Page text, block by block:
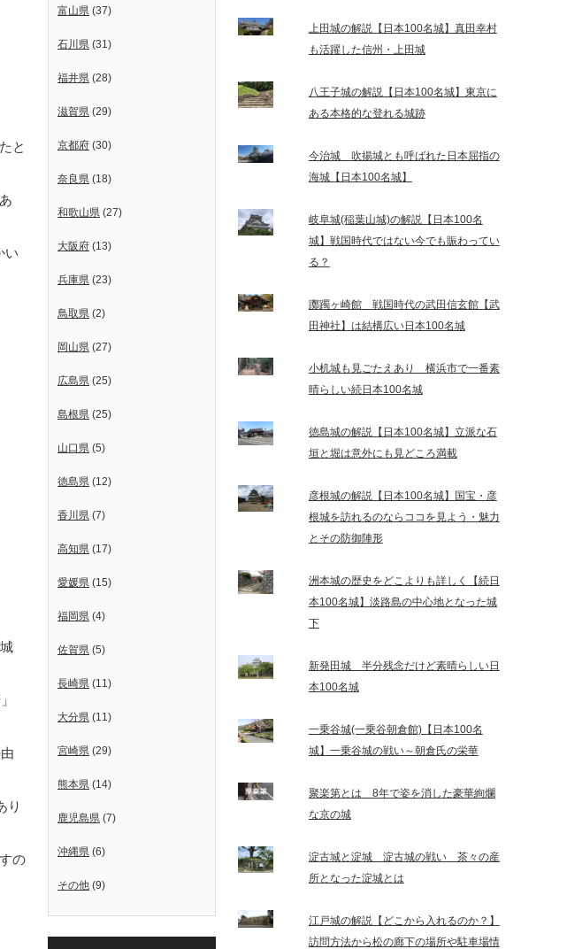
と
い
り
の
富山県 (37)
石川県 (31)
福井県 (28)
滋賀県 (29)
京都府 (30)
奈良県 (18)
和歌山県 (27)
大阪府 (13)
兵庫県 (23)
鳥取県 (2)
岡山県 (27)
広島県 (25)
島根県 (25)
山口県 (5)
徳島県 (12)
香川県 (7)
高知県 (17)
愛媛県 (15)
福岡県 (4)
佐賀県 (5)
長崎県 (11)
大分県 (11)
宮崎県 (29)
熊本県 (14)
鹿児島県 (7)
沖縄県 (6)
その他 (9)
上田城の解説【日本100名城】真田幸村
も活躍した信州・上田城
八王子城の解説【日本100名城】東京に
ある本格的な登れる城跡
今治城 吹揚城とも呼ばれた日本屈指の
海城【日本100名城】
岐阜城(稲葉山城)の解説【日本100名
城】戦国時代ではない今でも賑わってい
る？
躑躅ヶ崎館 戦国時代の武田信玄館【武
田神社】は結構広い日本100名城
小机城も見ごたえあり 横浜市で一番素
晴らしい続日本100名城
徳島城の解説【日本100名城】立派な石
垣と堀は意外にも見どころ満載
彦根城の解説【日本100名城】国宝・彦
根城を訪れるのならココを見よう・魅力
とその防御陣形
洲本城の歴史をどこよりも詳しく【続日
本100名城】淡路島の中心地となった城
下
新発田城 半分残念だけど素晴らしい日
本100名城
一乗谷城(一乗谷朝倉館)【日本100名
城】一乗谷城の戦い～朝倉氏の栄華
聚楽第とは 8年で姿を消した豪華絢爛
な京の城
淀古城と淀城 淀古城の戦い 茶々の産
所となった淀城とは
江戸城の解説【どこから入れるのか？】
訪問方法から松の廊下の場所や駐車場情